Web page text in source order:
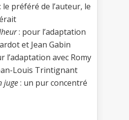
le préféré de l’auteur, le
: pour l’adaptation
et Jean Gabin
l’adaptation avec Romy
Louis Trintignant
juge: un pur concentré